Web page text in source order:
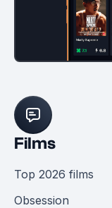
Films
Top 2026 films
Obsession